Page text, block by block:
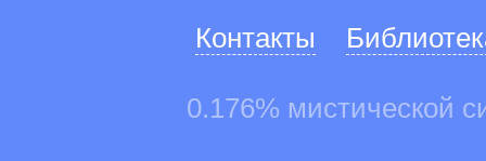
Контакты
0.176% мистической